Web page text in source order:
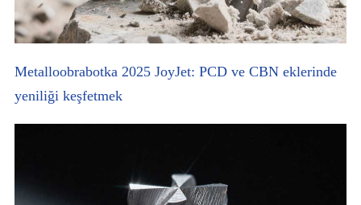
Metalloobrabotka 2025 JoyJet: PCD ve CBN eklerinde
yeniliği keşfetmek